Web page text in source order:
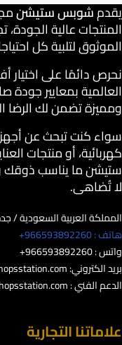
يقدمشوبس ستيشن
المنتجات عالية
الموثوق لتلبية كل
نحرص دائمًا على اختيار
العالمية بمعايير جودة
ومميزة تضمن لك الرضا
سواء كنت تبحث عن
كهربائية، أو منتجات
ستيشن ما يناسب ذوقك
لا تُضاهى.
المملكة العربية السعودية /
هاتف : 966593892260+
واتس : 966593892260+
بريد الكتروني:
الدعم الفني :
علاماتنا التجارية